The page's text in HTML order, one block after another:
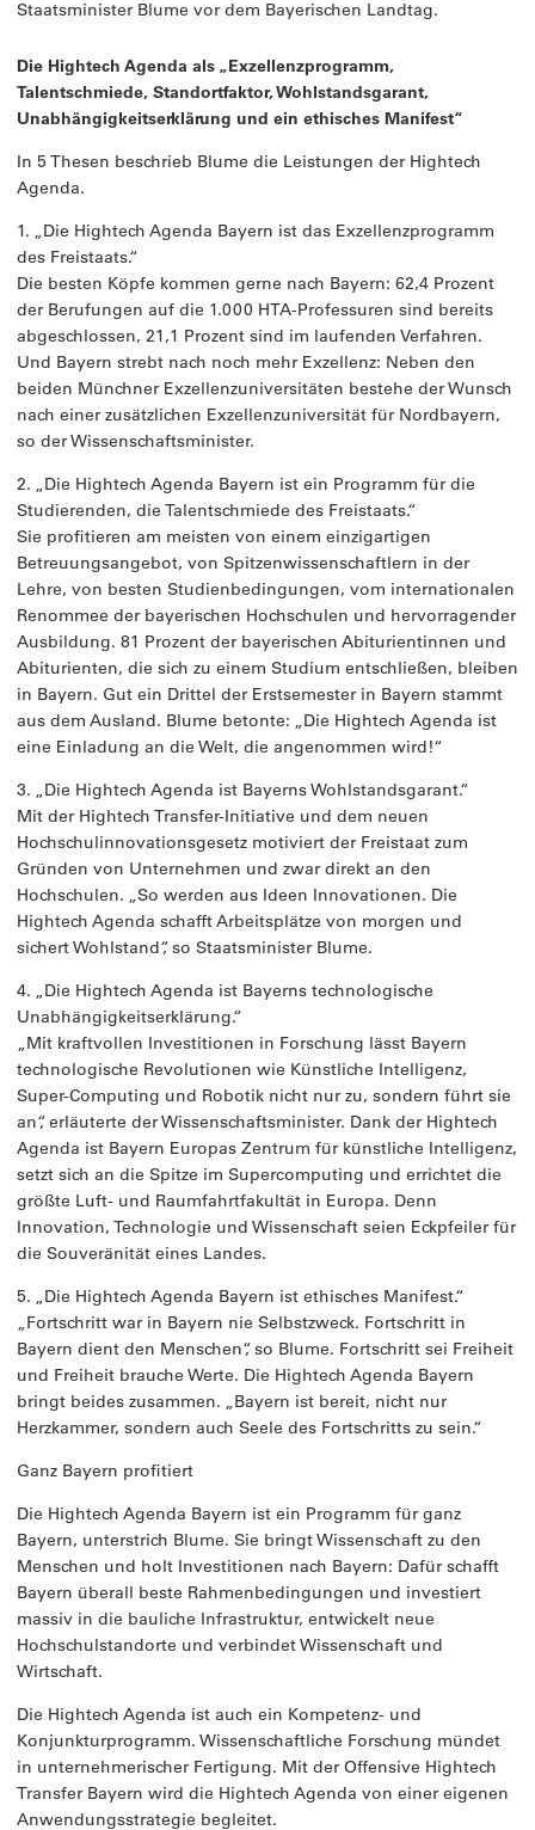
Staatsminister Blume vor dem Bayerischen Landtag.
Die Hightech Agenda als „Exzellenzprogramm,
Talentschmiede, Standortfaktor, Wohlstandsgarant,
Unabhängigkeitserklärung und ein ethisches Manifest“
In 5 Thesen beschrieb Blume die Leistungen der Hightech
Agenda.
1. „Die Hightech Agenda Bayern ist das Exzellenzprogramm
des Freistaats.“
Die besten Köpfe kommen gerne nach Bayern: 62,4 Prozent
der Berufungen auf die 1.000 HTA-Professuren sind bereits
abgeschlossen, 21,1 Prozent sind im laufenden Verfahren.
Und Bayern strebt nach noch mehr Exzellenz: Neben den
beiden Münchner Exzellenzuniversitäten bestehe der Wunsch
nach einer zusätzlichen Exzellenzuniversität für Nordbayern,
so der Wissenschaftsminister.
2. „Die Hightech Agenda Bayern ist ein Programm für die
Studierenden, die Talentschmiede des Freistaats.“
Sie profitieren am meisten von einem einzigartigen
Betreuungsangebot, von Spitzenwissenschaftlern in der
Lehre, von besten Studienbedingungen, vom internationalen
Renommee der bayerischen Hochschulen und hervorragender
Ausbildung. 81 Prozent der bayerischen Abiturientinnen und
Abiturienten, die sich zu einem Studium entschließen, bleiben
in Bayern. Gut ein Drittel der Erstsemester in Bayern stammt
aus dem Ausland. Blume betonte: „Die Hightech Agenda ist
eine Einladung an die Welt, die angenommen wird!“
3. „Die Hightech Agenda ist Bayerns Wohlstandsgarant.“
Mit der Hightech Transfer-Initiative und dem neuen
Hochschulinnovationsgesetz motiviert der Freistaat zum
Gründen von Unternehmen und zwar direkt an den
Hochschulen. „So werden aus Ideen Innovationen. Die
Hightech Agenda schafft Arbeitsplätze von morgen und
sichert Wohlstand“, so Staatsminister Blume.
4. „Die Hightech Agenda ist Bayerns technologische
Unabhängigkeitserklärung.“
„Mit kraftvollen Investitionen in Forschung lässt Bayern
technologische Revolutionen wie Künstliche Intelligenz,
Super-Computing und Robotik nicht nur zu, sondern führt sie
an“, erläuterte der Wissenschaftsminister. Dank der Hightech
Agenda ist Bayern Europas Zentrum für künstliche Intelligenz,
setzt sich an die Spitze im Supercomputing und errichtet die
größte Luft- und Raumfahrtfakultät in Europa. Denn
Innovation, Technologie und Wissenschaft seien Eckpfeiler für
die Souveränität eines Landes.
5. „Die Hightech Agenda Bayern ist ethisches Manifest.“
„Fortschritt war in Bayern nie Selbstzweck. Fortschritt in
Bayern dient den Menschen“, so Blume. Fortschritt sei Freiheit
und Freiheit brauche Werte. Die Hightech Agenda Bayern
bringt beides zusammen. „Bayern ist bereit, nicht nur
Herzkammer, sondern auch Seele des Fortschritts zu sein.“
Ganz Bayern profitiert
Die Hightech Agenda Bayern ist ein Programm für ganz
Bayern, unterstrich Blume. Sie bringt Wissenschaft zu den
Menschen und holt Investitionen nach Bayern: Dafür schafft
Bayern überall beste Rahmenbedingungen und investiert
massiv in die bauliche Infrastruktur, entwickelt neue
Hochschulstandorte und verbindet Wissenschaft und
Wirtschaft.
Die Hightech Agenda ist auch ein Kompetenz- und
Konjunkturprogramm. Wissenschaftliche Forschung mündet
in unternehmerischer Fertigung. Mit der Offensive Hightech
Transfer Bayern wird die Hightech Agenda von einer eigenen
Anwendungsstrategie begleitet.